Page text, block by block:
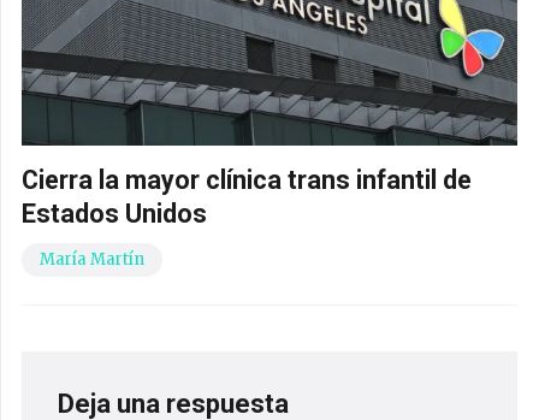
Cierra la mayor clínica trans infantil de
Estados Unidos
María Martín
Deja una respuesta